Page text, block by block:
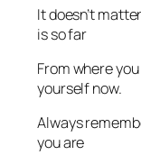
It doesn’t
is so far
From where
yourself now.
Always
you are